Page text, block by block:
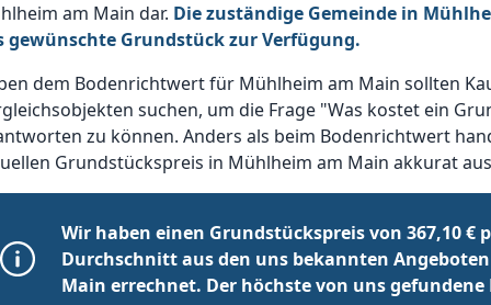
am Main dar. Die zuständige Gemeinde in
gewünschte Grundstück zur Verfügung.
dem Bodenrichtwert für Mühlheim am Main sollten
suchen, um die Frage "Was kostet ein
zu können. Anders als beim Bodenrichtwert
Grundstückspreis in Mühlheim am Main akkurat
Wir haben einen Grundstückspreis von 367,10 €
Durchschnitt aus den uns bekannten
Main errechnet. Der höchste von uns gefundene